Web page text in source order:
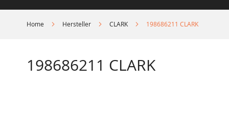
Home Hersteller CLARK 198686211 CLARK
198686211 CLARK